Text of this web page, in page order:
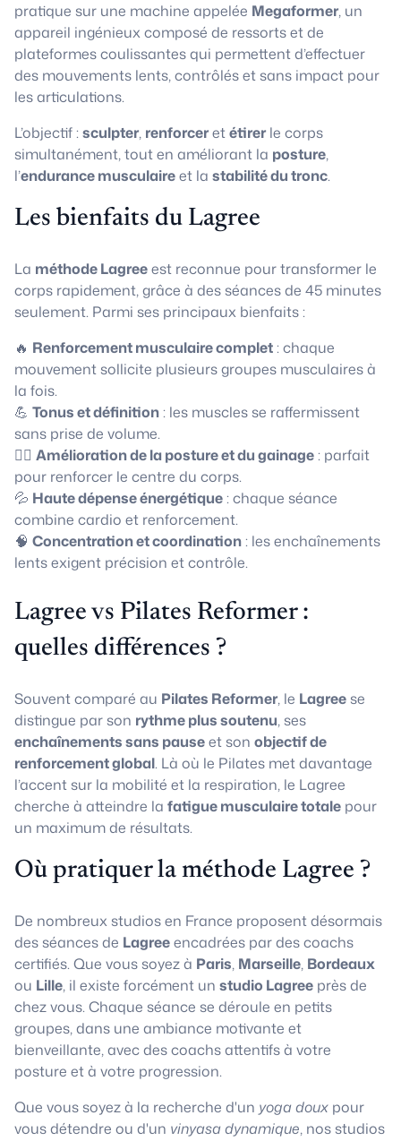
pratique sur une machine appelée Megaformer, un
appareil ingénieux composé de ressorts et de
plateformes coulissantes qui permettent d’effectuer
des mouvements lents, contrôlés et sans impact pour
les articulations.
L’objectif :sculpter, renforceretétirerle corps
simultanément, tout en améliorant la posture,
l’endurance musculaireet la stabilité du tronc.
Les bienfaits du Lagree
La méthode Lagreeest reconnue pour transformer le
corps rapidement, grâce à des séances de 45 minutes
seulement. Parmi ses principaux bienfaits :
🔥 Renforcement musculaire complet: chaque
mouvement sollicite plusieurs groupes musculaires à
la fois.
💪 Tonus et définition: les muscles se raffermissent
sans prise de volume.
🧘‍♀️ Amélioration de la posture et du gainage: parfait
pour renforcer le centre du corps.
💦 Haute dépense énergétique: chaque séance
combine cardio et renforcement.
🧠 Concentration et coordination: les enchaînements
lents exigent précision et contrôle.
Lagree vs Pilates Reformer :
quelles différences ?
Souvent comparé au Pilates Reformer, le Lagree se
distingue par son rythme plus soutenu, ses
enchaînements sans pauseet son objectif de
renforcement global. Là où le Pilates met davantage
l’accent sur la mobilité et la respiration, le Lagree
cherche à atteindre la fatigue musculaire totale pour
un maximum de résultats.
Où pratiquer la méthode Lagree ?
De nombreux studios en France proposent désormais
des séances de Lagreeencadrées par des coachs
certifiés. Que vous soyez à Paris, Marseille, Bordeaux
ou Lille, il existe forcément un studio Lagree près de
chez vous. Chaque séance se déroule en petits
groupes, dans une ambiance motivante et
bienveillante, avec des coachs attentifs à votre
posture et à votre progression.
Que vous soyez à la recherche d'un yoga doux pour
vous détendre ou d'un vinyasa dynamique, nos studios